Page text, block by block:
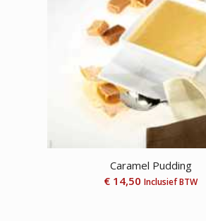
Caramel Pudding
€ 14,50 Inclusief BTW